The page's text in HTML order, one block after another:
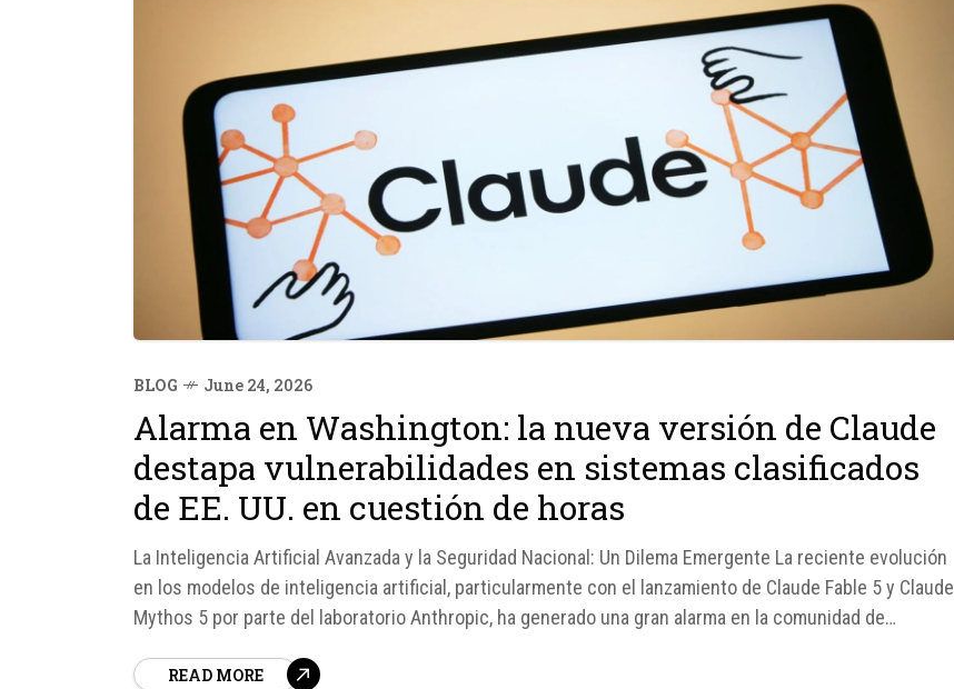
BLOG June 24, 2026
Alarma en Washington: la nueva versión de Claude
destapa vulnerabilidades en sistemas clasificados
de EE. UU. en cuestión de horas
La Inteligencia Artificial Avanzada y la Seguridad Nacional: Un Dilema Emergente La reciente evolución
en los modelos de inteligencia artificial, particularmente con el lanzamiento de Claude Fable 5 y Claude
Mythos 5 por parte del laboratorio Anthropic, ha generado una gran alarma en la comunidad de
READ MORE